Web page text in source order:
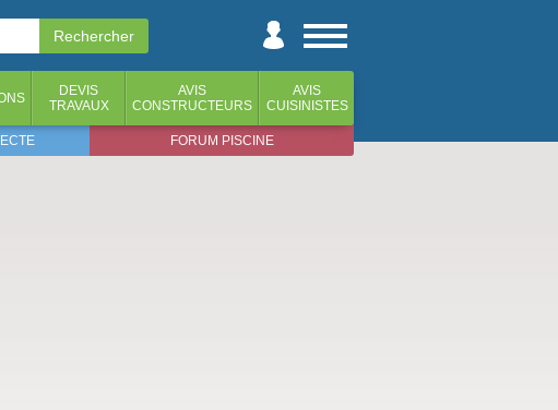
DEVIS
TRAVAUX
AVIS
CONSTRUCTEURS
AVIS
CUISINISTES
FORUM PISCINE